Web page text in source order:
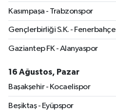
Kasımpaşa - Trabzonspor
Gençlerbirliği S.K. - Fenerbahçe
Gaziantep FK - Alanyaspor
16 Ağustos, Pazar
Başakşehir - Kocaelispor
Beşiktaş - Eyüpspor